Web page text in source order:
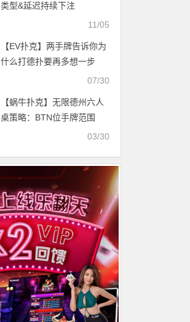
类型&延迟持续下注
11/05
【EV扑克】两手牌告诉你为
什么打德扑要再多想一步
07/30
【蜗牛扑克】无限德州六人
桌策略：BTN位手牌范围
03/30